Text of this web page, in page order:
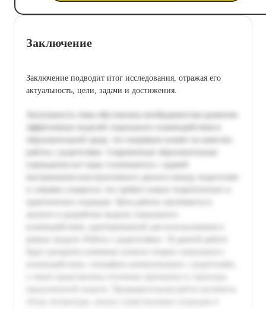
Заключение
Заключение подводит итог исследования, отражая его
актуальность, цели, задачи и достижения.